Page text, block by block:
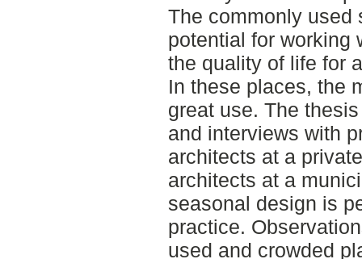
The commonly used
potential for working
the quality of life for
In these places, the
great use. The
and interviews with
architects at a
architects at a
seasonal design is
practice.
used and crowded